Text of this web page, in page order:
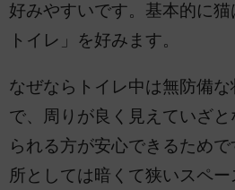
好みやすいです。基本的に
トイレ」を好みます。
なぜならトイレ中は無防備
で、周りが良く見えていざ
られる方が安心できるため
所としては暗くて狭いスペ